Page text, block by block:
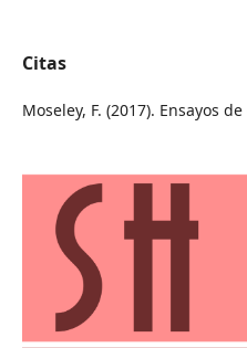
Citas
Moseley, F. (2017). Ensayos